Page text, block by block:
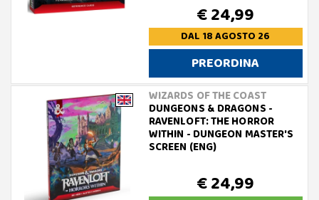
€ 24,99
DAL 18 AGOSTO 26
PREORDINA
WIZARDS OF THE COAST
DUNGEONS & DRAGONS -
RAVENLOFT: THE HORROR
WITHIN - DUNGEON MASTER'S
SCREEN (ENG)
€ 24,99